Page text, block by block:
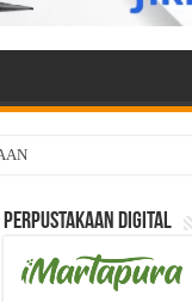
Perpustakaan Digital